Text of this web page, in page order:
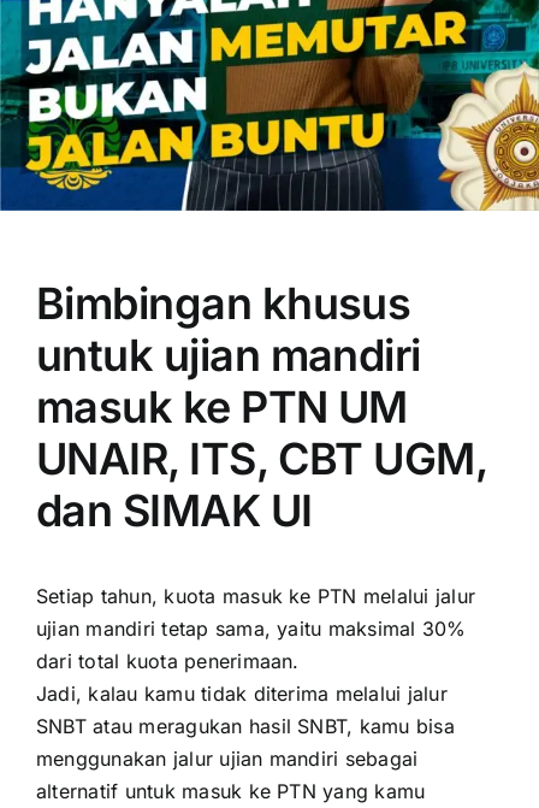
OUR PROGRAM
REGISTRATION
CONTACT US
Bimbingan khusus
untuk ujian mandiri
masuk ke PTN UM
UNAIR, ITS, CBT UGM,
dan SIMAK UI
Setiap tahun, kuota masuk ke PTN melalui jalur
ujian mandiri tetap sama, yaitu maksimal 30%
dari total kuota penerimaan.
Jadi, kalau kamu tidak diterima melalui jalur
SNBT atau meragukan hasil SNBT, kamu bisa
menggunakan jalur ujian mandiri sebagai
alternatif untuk masuk ke PTN yang kamu